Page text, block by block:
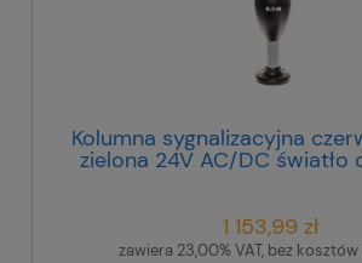
Kolumna sygnalizacyjna
zielona 24V AC/DC światło
100-L-RYG-24LED
1 153,99 zł
zawiera 23,00% VAT, bez